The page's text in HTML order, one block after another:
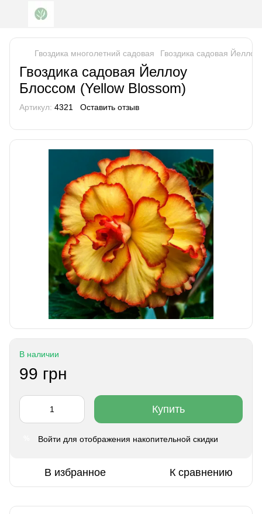
Гвоздика многолетний садовая Гвоздика садовая
Гвоздика садовая Йеллоу
Блоссом (Yellow Blossom)
Артикул: 4321 Оставить отзыв
В наличии
99 грн
Купить
Войти для отображения накопительной скидки
В избранное К сравнению